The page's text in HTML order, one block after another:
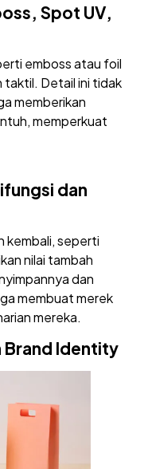
Spot UV,
emboss atau foil
taktil. Detail ini tidak
memberikan
memperkuat
dan
kembali, seperti
nilai tambah
dan
membuat merek
mereka.
Identity